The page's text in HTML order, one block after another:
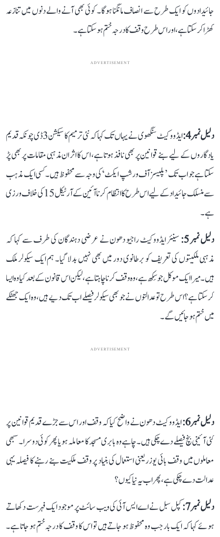
جائیدادوں کو ایک طرح سے انصاف مانگنا ہوگا۔ کوئی بھی آنے والے دنوں میں تنازعہ
کھڑا کر سکتا ہے، اور اس طرح وقف کا درجہ ختم ہو سکتا ہے۔
ADVERTISEMENT
دلیل نمبر 4:
ایڈووکیٹ سنگھوی نے یہاں تک کہا کہ نئی ترمیم کا سیکشن 3 ڈی چونکہ قدیم
یادگاروں کے لیے بنے قوانین پر بھی نافذ ہوتا ہے، اس کا اثر ان مذہبی مقامات پر بھی پڑ
سکتا ہے جو اب تک ’پلیسز آف ورشپ ایکٹ‘ کی وجہ سے محفوظ ہیں۔ کسی ایک مذہب
سے منسلک جائیداد کے لیے اس طرح کا انتظام کرنا آئین کے آرٹیکل 15 کی خلاف ورزی
ہے۔
دلیل نمبر 5:
سینئر ایڈووکیٹ راجیو دھون نے عرضی دہندگان کی طرف سے کہا کہ
مذہبی ملکیتوں کی تعریف کو برطانوی دور میں بھی نہیں بدلا گیا۔ ہم ایک سیکولر ملک
ہیں۔ میرا ایک موکل جو سِکھ ہے، وہ وقف کرنا چاہتا ہے، لیکن اس قانون کے بعد کیا وہ ایسا
کر سکتا ہے؟ اس طرح تو عدالتوں نے جو بھی سیکولر فیصلے اب تک دیے ہیں، وہ ایک جھٹکے
میں ختم ہو جائیں گے۔
ADVERTISEMENT
دلیل نمبر 6: ایڈووکیٹ دھون نے واضح کیا کہ وقف اور اس سے جڑے قدیم قوانین پر
کئی آئینی بنچ فیصلے دے چکی ہیں۔ چاہے وہ بابری مسجد کا معاملہ ہو یا پھر کوئی دوسرا۔ سبھی
معاملوں میں وقف بائی یوزر یعنی استعمال کی بنیاد پر وقف ملکیت بنے رہنے کا فیصلہ یہی
عدالت دے چکی ہے، پھر اب یہ نیا کیوں؟
دلیل نمبر 7:
کپل سبل نے اے ایس آئی کی ویب سائٹ پر موجود ایک فہرست دکھاتے
ہوئے کہا کہ ایک بار جب وہ محفوظ ہو جاتے ہیں تو اس کا وقف کا درجہ ختم ہو جاتا ہے۔